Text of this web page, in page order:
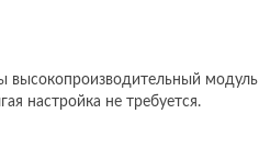
высокопроизводительный
настройка не требуется.